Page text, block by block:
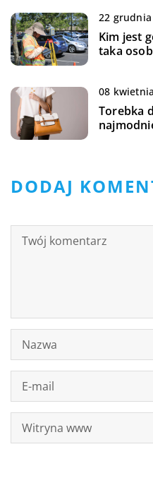
22 grudnia
Kim jest
taka
08
Torebka
DODAJ